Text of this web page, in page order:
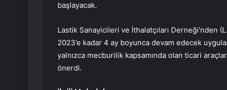
başlayacak.
Lastik Sanayicileri ve İthalatçıları Derneği’nden
2023’e kadar 4 ay boyunca devam edecek
yalnızca mecburilik kapsamında olan ticari
önerdi.